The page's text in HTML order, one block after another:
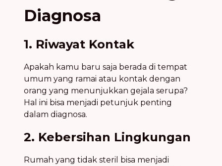
Diagnosa
1. Riwayat Kontak
Apakah kamu baru saja berada di tempat
umum yang ramai atau kontak dengan
orang yang menunjukkan gejala serupa?
Hal ini bisa menjadi petunjuk penting
dalam diagnosa.
2. Kebersihan Lingkungan
Rumah yang tidak steril bisa menjadi